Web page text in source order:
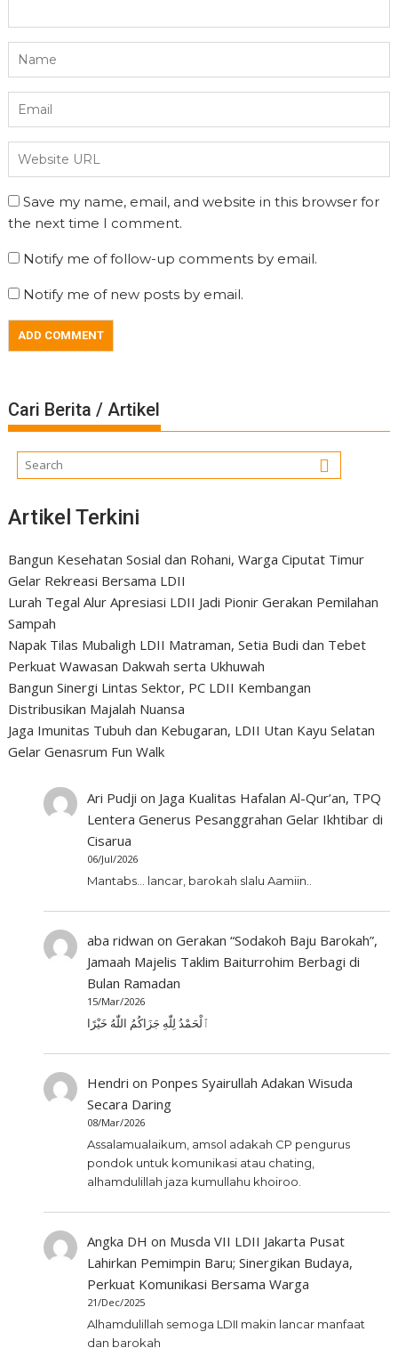
Save my name, email, and website in this browser for
the next time I comment.
Notify me of follow-up comments by email.
Notify me of new posts by email.
Cari Berita / Artikel
Artikel Terkini
Bangun Kesehatan Sosial dan Rohani, Warga Ciputat Timur
Gelar Rekreasi Bersama LDII
Lurah Tegal Alur Apresiasi LDII Jadi Pionir Gerakan Pemilahan
Sampah
Napak Tilas Mubaligh LDII Matraman, Setia Budi dan Tebet
Perkuat Wawasan Dakwah serta Ukhuwah
Bangun Sinergi Lintas Sektor, PC LDII Kembangan
Distribusikan Majalah Nuansa
Jaga Imunitas Tubuh dan Kebugaran, LDII Utan Kayu Selatan
Gelar Genasrum Fun Walk
Ari Pudji on Jaga Kualitas Hafalan Al-Qur’an, TPQ
Lentera Generus Pesanggrahan Gelar Ikhtibar di
Cisarua
06/Jul/2026
Mantabs... lancar, barokah slalu Aamiin..
aba ridwan onGerakan “Sodakoh Baju Barokah”,
Jamaah Majelis Taklim Baiturrohim Berbagi di
Bulan Ramadan
15/Mar/2026
ٱلْحَمْدُ لِلّٰهِ جَزَاكُمُ اللّٰهُ خَيْرًا
Hendri on Ponpes Syairullah Adakan Wisuda
Secara Daring
08/Mar/2026
Assalamualaikum, amsol adakah CP pengurus
pondok untuk komunikasi atau chating,
alhamdulillah jaza kumullahu khoiroo.
Angka DH on Musda VII LDII Jakarta Pusat
Lahirkan Pemimpin Baru; Sinergikan Budaya,
Perkuat Komunikasi Bersama Warga
21/Dec/2025
Alhamdulillah semoga LDII makin lancar manfaat
dan barokah